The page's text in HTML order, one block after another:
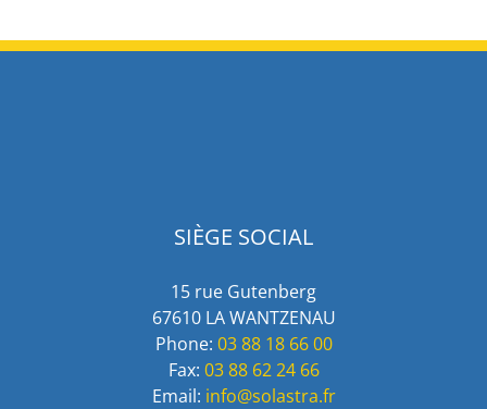
SIÈGE SOCIAL
15 rue Gutenberg
67610 LA WANTZENAU
Phone: 03 88 18 66 00
Fax: 03 88 62 24 66
Email: info@solastra.fr